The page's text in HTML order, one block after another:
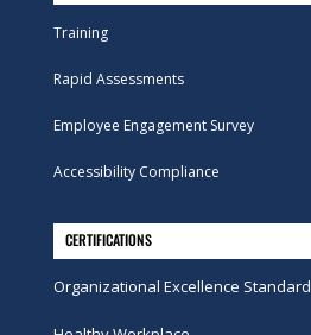
Training
Rapid Assessments
Employee Engagement Survey
Accessibility Compliance
CERTIFICATIONS
Organizational Excellence Standard